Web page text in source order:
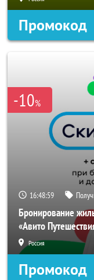
Промокод
-10%
16:48:57
Бронирование
«Авито
Россия
Промокод